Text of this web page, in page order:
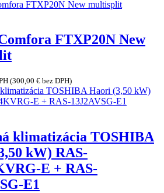
FTXP20N New
(300,00 € bez DPH)
klimatizácia TOSHIBA
kW) RAS-
E + RAS-
E1